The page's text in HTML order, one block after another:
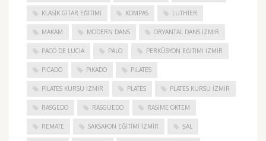
KLASIK GITAR EĞITIMI KOMPAS LUTHIER
MAKAM MODERN DANS ORYANTAL DANS İZMIR
PACO DE LUCIA PALO PERKÜSYON EĞITIMI İZMIR
PICADO PIKADO PILATES
PILATES KURSU İZMIR PLATES PLATES KURSU İZMIR
RASGEDO RASGUEDO RASIME ÖKTEM
REMATE SAKSAFON EĞITIMI İZMIR ŞAL